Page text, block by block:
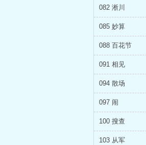
082 淅川
085 妙算
088 百花节
091 相见
094 散场
097 闹
100 搜查
103 从军